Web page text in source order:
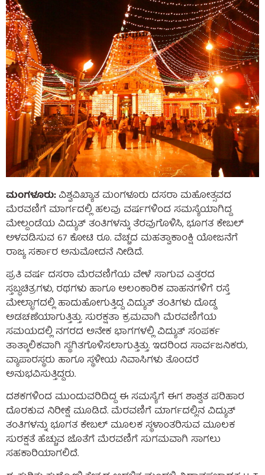
ಮಂಗಳೂರು:ವಿಶ್ವವಿಖ್ಯಾತ ಮಂಗಳೂರು ದಸರಾ ಮಹೋತ್ಸವದ
ಮೆರವಣಿಗೆ ಮಾರ್ಗದಲ್ಲಿ ಹಲವು ವರ್ಷಗಳಿಂದ ಸಮಸ್ಯೆಯಾಗಿದ್ದ
ಮೇಲ್ದಂಡೆಯ ವಿದ್ಯುತ್ ತಂತಿಗಳನ್ನು ತೆರವುಗೊಳಿಸಿ, ಭೂಗತ ಕೇಬಲ್
ಅಳವಡಿಸುವ 67 ಕೋಟಿ ರೂ. ವೆಚ್ಚದ ಮಹತ್ವಾಕಾಂಕ್ಷಿ ಯೋಜನೆಗೆ
ರಾಜ್ಯ ಸರ್ಕಾರ ಅನುಮೋದನೆ ನೀಡಿದೆ.
ಪ್ರತಿ ವರ್ಷ ದಸರಾ ಮೆರವಣಿಗೆಯ ವೇಳೆ ಸಾಗುವ ಎತ್ತರದ
ಸ್ತಬ್ಧಚಿತ್ರಗಳು, ರಥಗಳು ಹಾಗೂ ಅಲಂಕಾರಿಕ ವಾಹನಗಳಿಗೆ ರಸ್ತೆ
ಮೇಲ್ಭಾಗದಲ್ಲಿ ಹಾದುಹೋಗುತ್ತಿದ್ದ ವಿದ್ಯುತ್ ತಂತಿಗಳು ದೊಡ್ಡ
ಅಡಚಣೆಯಾಗುತ್ತಿತ್ತು. ಸುರಕ್ಷತಾ ಕ್ರಮವಾಗಿ ಮೆರವಣಿಗೆಯ
ಸಮಯದಲ್ಲಿ ನಗರದ ಅನೇಕ ಭಾಗಗಳಲ್ಲಿ ವಿದ್ಯುತ್ ಸಂಪರ್ಕ
ತಾತ್ಕಾಲಿಕವಾಗಿ ಸ್ಥಗಿತಗೊಳಿಸಲಾಗುತ್ತಿತ್ತು. ಇದರಿಂದ ಸಾರ್ವಜನಿಕರು,
ವ್ಯಾಪಾರಸ್ಥರು ಹಾಗೂ ಸ್ಥಳೀಯ ನಿವಾಸಿಗಳು ತೊಂದರೆ
ಅನುಭವಿಸುತ್ತಿದ್ದರು.
ದಶಕಗಳಿಂದ ಮುಂದುವರಿದಿದ್ದ ಈ ಸಮಸ್ಯೆಗೆ ಈಗ ಶಾಶ್ವತ ಪರಿಹಾರ
ದೊರಕುವ ನಿರೀಕ್ಷೆ ಮೂಡಿದೆ. ಮೆರವಣಿಗೆ ಮಾರ್ಗದಲ್ಲಿನ ವಿದ್ಯುತ್
ತಂತಿಗಳನ್ನು ಭೂಗತ ಕೇಬಲ್ ಮೂಲಕ ಸ್ಥಳಾಂತರಿಸುವ ಮೂಲಕ
ಸುರಕ್ಷತೆ ಹೆಚ್ಚುವ ಜೊತೆಗೆ ಮೆರವಣಿಗೆ ಸುಗಮವಾಗಿ ಸಾಗಲು
ಸಹಕಾರಿಯಾಗಲಿದೆ.